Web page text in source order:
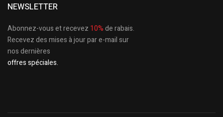
NEWSLETTER
Abonnez-vous et recevez 10%de rabais.
Recevez des mises à jour par e-mail sur
nos dernières
offres spéciales.